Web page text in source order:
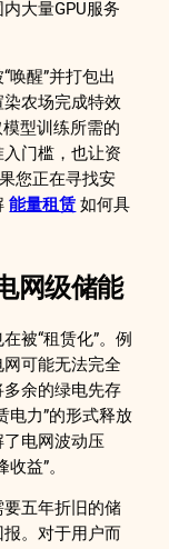
大量GPU服务
唤醒”并打包出
农场完成特效
型训练所需的
门槛，也让资
您正在寻找安
能量租赁 如何具
网级储能
被“租赁化”。例
可能无法完全
余的绿电先存
电力”的形式释放
电网波动压
益”。
五年折旧的储
。对于用户而